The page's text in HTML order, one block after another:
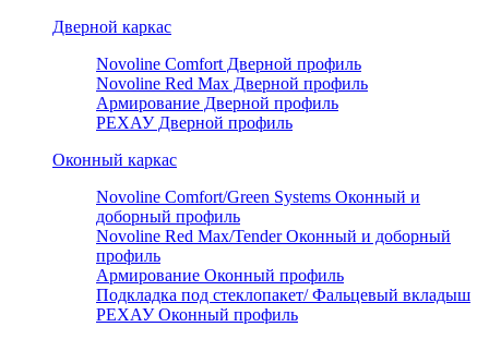
Дверной каркас
Novoline Comfort Дверной профиль
Novoline Red Мax Дверной профиль
Армирование Дверной профиль
РЕХАУ Дверной профиль
Оконный каркас
Novoline Comfort/Green Systems Оконный и
доборный профиль
Novoline Red Max/Tender Оконный и доборный
профиль
Армирование Оконный профиль
Подкладка под стеклопакет/ Фальцевый вкладыш
РЕХАУ Оконный профиль